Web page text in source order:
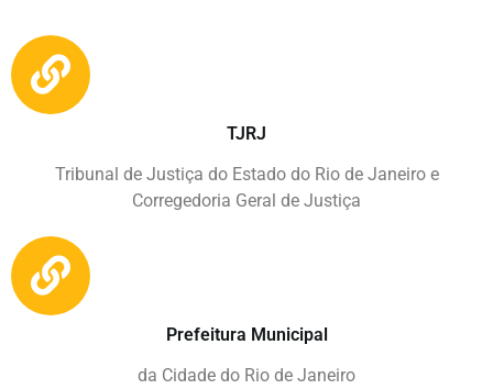
TJRJ
Tribunal de Justiça do Estado do Rio de Janeiro e
Corregedoria Geral de Justiça
Prefeitura Municipal
da Cidade do Rio de Janeiro